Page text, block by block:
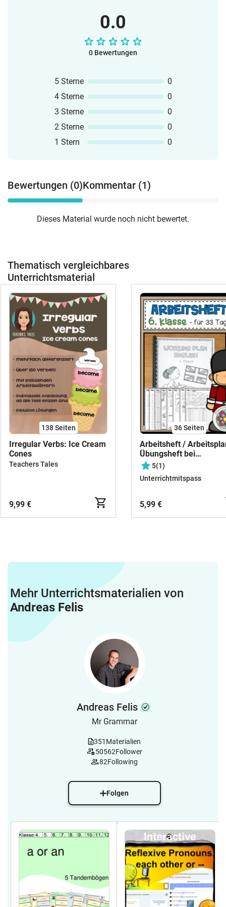
0.0
0 Bewertungen
5 Sterne
0
4 Sterne
0
3 Sterne
0
2 Sterne
0
1 Stern
0
Bewertungen (0)Kommentar (1)
Dieses Material wurde noch nicht bewertet.
Thematisch vergleichbares
Unterrichtsmaterial
138Seiten
Irregular Verbs: Ice Cream
Cones
Teachers Tales
9,99 €
36Seiten
Arbeitsheft /
Übungsheft bei
Schulschließung
ENGLISCH 6. Klasse
Tage
5(1)
Unterrichtmitspass
5,99 €
Mehr Unterrichtsmaterialien von
Andreas Felis
Andreas Felis
Mr Grammar
351 Materialien
50562Follower
82Following
Folgen